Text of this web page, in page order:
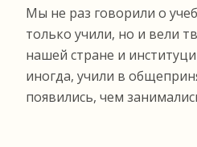
Мы не раз говорили о
только учили, но и вели
нашей стране и
иногда, учили в
появились, чем